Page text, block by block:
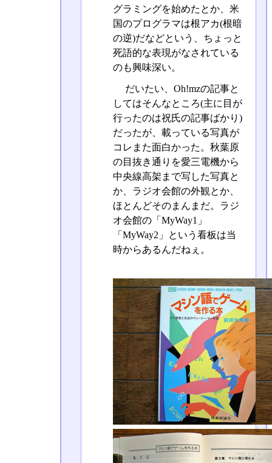
グラミングを始めたとか、米
国のプログラマは根アカ(根暗
の逆)だなどという、ちょっと
死語的な表現がなされている
のも興味深い。
だいたい、Oh!mzの記事と
してはそんなところ(主に目が
行ったのは祝氏の記事ばかり)
だったが、載っている写真が
コレまた面白かった。秋葉原
の目抜き通りを愛三電機から
中央線高架まで写した写真と
か、ラジオ会館の外観とか、
ほとんどそのまんまだ。ラジ
オ会館の「MyWay1」
「MyWay2」という看板は当
時からあるんだねぇ。